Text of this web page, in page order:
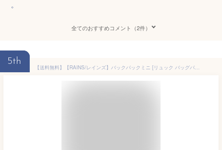
。
全てのおすすめコメント（2件）
5th
【送料無料】【RAINS/レインズ】バックパックミニ [リュック バッグパック 防水 撥水 おしゃれ 小さめ 北欧 シンプル メンズ レディース コンパクト 通勤 通学 A4 ギフト プレゼント]【10％オフLINEクーポン】